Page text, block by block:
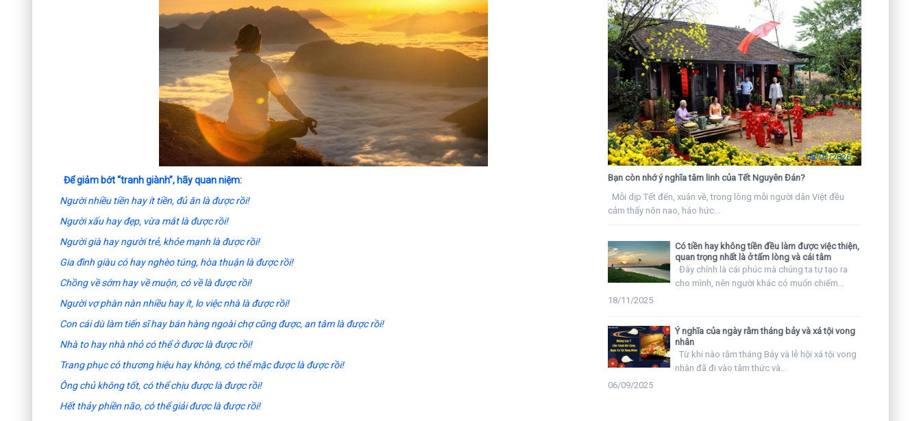
Để giảm bớt “tranh giành”, hãy quan niệm:
Người nhiều tiền hay ít tiền, đủ ăn là được rồi!
Người xấu hay đẹp, vừa mắt là được rồi!
Người già hay người trẻ, khỏe mạnh là được rồi!
Gia đình giàu có hay nghèo túng, hòa thuận là được rồi!
Chồng về sớm hay về muộn, có về là được rồi!
Người vợ phàn nàn nhiều hay ít, lo việc nhà là được rồi!
Con cái dù làm tiến sĩ hay bán hàng ngoài chợ cũng được, an tâm là được rồi!
Nhà to hay nhà nhỏ có thể ở được là được rồi!
Trang phục có thương hiệu hay không, có thể mặc được là được rồi!
Ông chủ không tốt, có thể chịu được là được rồi!
Hết thảy phiền não, có thể giải được là được rồi!
Bạn còn nhớ ý nghĩa tâm linh của Tết Nguyên Đán?
08/02/2026
Mỗi dịp Tết đến, xuân về, trong lòng mỗi người dân Việt đều
cảm thấy nôn nao, háo hức...
Có tiền hay không tiền đều làm được việc thiện,
quan trọng nhất là ở tấm lòng và cái tâm
Đây chính là cái phúc mà chúng ta tự tạo ra
cho mình, nên người khác có muốn chiếm...
18/11/2025
Ý nghĩa của ngày rằm tháng bảy và xá tội vong
nhân
Từ khi nào rằm tháng Bảy và lễ hội xá tội vong
nhân đã đi vào tâm thức và...
06/09/2025